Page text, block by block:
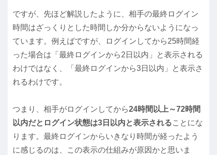
ですが、先ほど解説したように、相手の最終ログイン
時間はざっくりとした時間しか分からないようになっ
ています。例えばですが、ログインしてから25時間経
った場合は「最終ログインから2日以内」と表示される
わけではなく、「最終ログインから3日以内」と表示さ
れるわけです。
つまり、相手がログインしてから24時間以上～72時間
以内だとログイン状態は3日以内と表示されることにな
ります。最終ログインからいきなり時間が経ったよう
に感じるのは、この表示の仕組みが原因かと思いま